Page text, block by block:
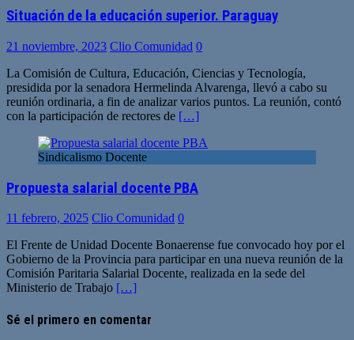
Situación de la educación superior. Paraguay
21 noviembre, 2023 Clio Comunidad 0
La Comisión de Cultura, Educación, Ciencias y Tecnología,
presidida por la senadora Hermelinda Alvarenga, llevó a cabo su
reunión ordinaria, a fin de analizar varios puntos. La reunión, contó
con la participación de rectores de […]
Sindicalismo Docente
Propuesta salarial docente PBA
11 febrero, 2025 Clio Comunidad 0
El Frente de Unidad Docente Bonaerense fue convocado hoy por el
Gobierno de la Provincia para participar en una nueva reunión de la
Comisión Paritaria Salarial Docente, realizada en la sede del
Ministerio de Trabajo […]
Sé el primero en comentar